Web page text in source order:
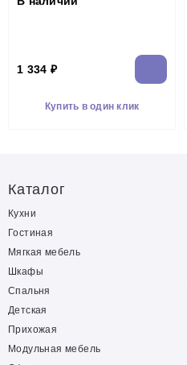
1 334 ₽
Купить в один клик
Каталог
Кухни
Гостиная
Мягкая мебель
Шкафы
Спальня
Детская
Прихожая
Модульная мебель